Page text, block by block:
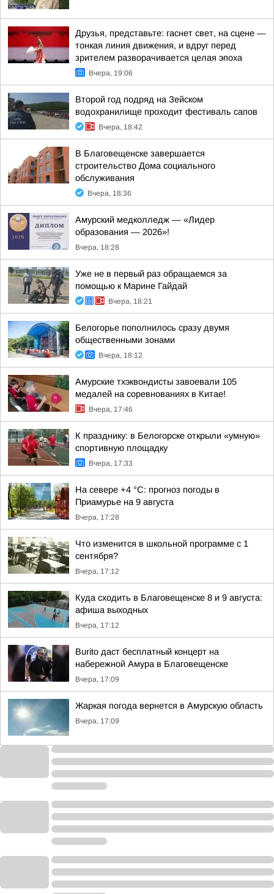
Друзья, представьте: гаснет свет, на сцене —
тонкая линия движения, и вдруг перед
зрителем разворачивается целая эпоха
Вчера, 19:06
Второй год подряд на Зейском
водохранилище проходит фестиваль сапов
Вчера, 18:42
В Благовещенске завершается
строительство Дома социального
обслуживания
Вчера, 18:36
Амурский медколледж — «Лидер
образования — 2026»!
Вчера, 18:28
Уже не в первый раз обращаемся за
помощью к Марине Гайдай
Вчера, 18:21
Белогорье пополнилось сразу двумя
общественными зонами
Вчера, 18:12
Амурские тхэквондисты завоевали 105
медалей на соревнованиях в Китае!
Вчера, 17:46
К празднику: в Белогорске открыли «умную»
спортивную площадку
Вчера, 17:33
На севере +4 °С: прогноз погоды в
Приамурье на 9 августа
Вчера, 17:28
Что изменится в школьной программе с 1
сентября?
Вчера, 17:12
Куда сходить в Благовещенске 8 и 9 августа:
афиша выходных
Вчера, 17:12
Burito даст бесплатный концерт на
набережной Амура в Благовещенске
Вчера, 17:09
Жаркая погода вернется в Амурскую область
Вчера, 17:09